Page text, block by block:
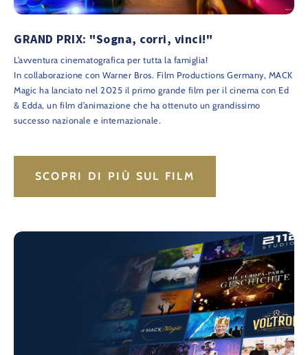
GRAND PRIX: "Sogna, corri, vinci!"
L’avventura cinematografica per tutta la famiglia!
In collaborazione con Warner Bros. Film Productions Germany, MACK
Magic ha lanciato nel 2025 il primo grande film per il cinema con Ed
& Edda, un film d’animazione che ha ottenuto un grandissimo
successo nazionale e internazionale.
SCOPRI DI PIÙ SUL FILM